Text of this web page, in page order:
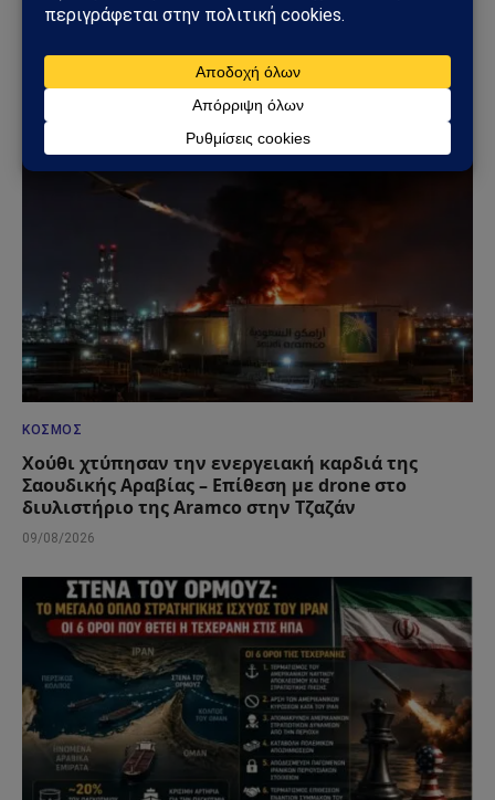
που επηρεάζουν την Ελλάδα και τον ευρύτερο ελληνισμό.
ΔΕΙΤΕ ΕΠΙΣΗΣ →
ΚΌΣΜΟΣ
Χούθι χτύπησαν την ενεργειακή καρδιά της
Σαουδικής Αραβίας – Επίθεση με drone στο
διυλιστήριο της Aramco στην Τζαζάν
09/08/2026